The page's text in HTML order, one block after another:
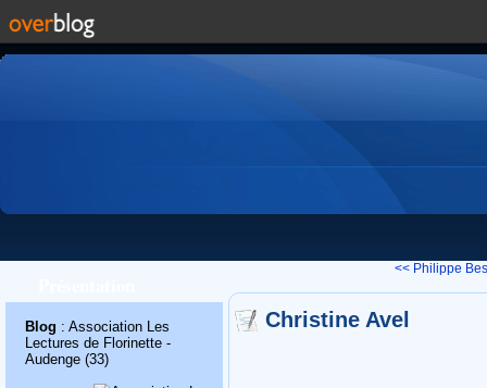
Blog : Association Les
Lectures de Florinette -
Audenge (33)
<< Philippe
Christine Avel